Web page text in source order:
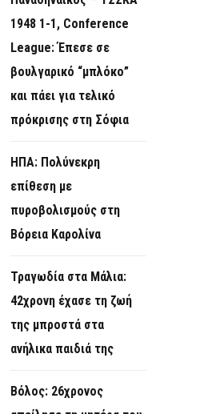
1948 1-1, Conference
League: Έπεσε σε
βουλγαρικό “μπλόκο”
και πάει για τελικό
πρόκρισης στη Σόφια
ΗΠΑ: Πολύνεκρη
επίθεση με
πυροβολισμούς στη
Βόρεια Καρολίνα
Τραγωδία στα Μάλια:
42χρονη έχασε τη ζωή
της μπροστά στα
ανήλικα παιδιά της
Βόλος: 26χρονος